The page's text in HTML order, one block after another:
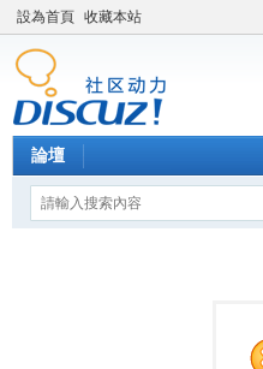
設為首頁 收藏本站
論壇